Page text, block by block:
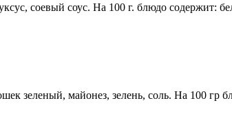
соевый соус. На 100 г. блюдо содержит:
зеленый, майонез, зелень, соль. На 100 гр